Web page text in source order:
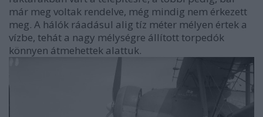
már meg voltak rendelve, még mindig nem érkezett
meg. A hálók ráadásul alig tíz méter mélyen értek a
vízbe, tehát a nagy mélységre állított torpedók
könnyen átmehettek alattuk.